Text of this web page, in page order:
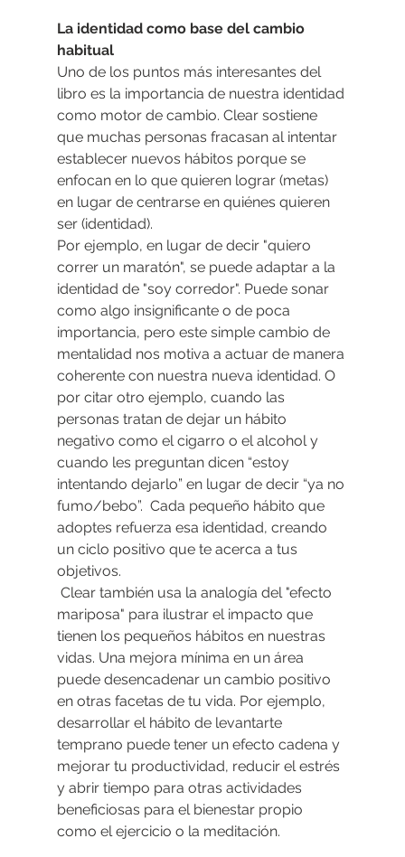
La identidad como base del cambio
habitual
Uno de los puntos más interesantes del
libro es la importancia de nuestra identidad
como motor de cambio. Clear sostiene
que muchas personas fracasan al intentar
establecer nuevos hábitos porque se
enfocan en lo que quieren lograr (metas)
en lugar de centrarse en quiénes quieren
ser (identidad).
Por ejemplo, en lugar de decir "quiero
correr un maratón", se puede adaptar a la
identidad de "soy corredor". Puede sonar
como algo insignificante o de poca
importancia, pero este simple cambio de
mentalidad nos motiva a actuar de manera
coherente con nuestra nueva identidad. O
por citar otro ejemplo, cuando las
personas tratan de dejar un hábito
negativo como el cigarro o el alcohol y
cuando les preguntan dicen “estoy
intentando dejarlo” en lugar de decir “ya no
fumo/bebo”.  Cada pequeño hábito que
adoptes refuerza esa identidad, creando
un ciclo positivo que te acerca a tus
objetivos.
Clear también usa la analogía del "efecto
mariposa" para ilustrar el impacto que
tienen los pequeños hábitos en nuestras
vidas. Una mejora mínima en un área
puede desencadenar un cambio positivo
en otras facetas de tu vida. Por ejemplo,
desarrollar el hábito de levantarte
temprano puede tener un efecto cadena y
mejorar tu productividad, reducir el estrés
y abrir tiempo para otras actividades
beneficiosas para el bienestar propio
como el ejercicio o la meditación.